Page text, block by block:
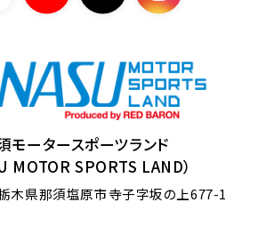
モータースポーツランド
MOTOR SPORTS LAND）
木県那須塩原市寺子字坂の上677-1